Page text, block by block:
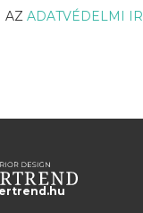
AZ ADATVÉDELMI